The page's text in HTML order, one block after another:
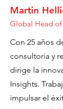
Martin
Global Head
Con 25 años
consultoría y
dirige la
Insights.
impulsar el